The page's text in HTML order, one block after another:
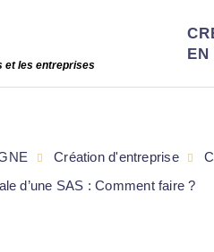
et les entreprises
EN
Création d'entreprise
d’une SAS : Comment faire ?